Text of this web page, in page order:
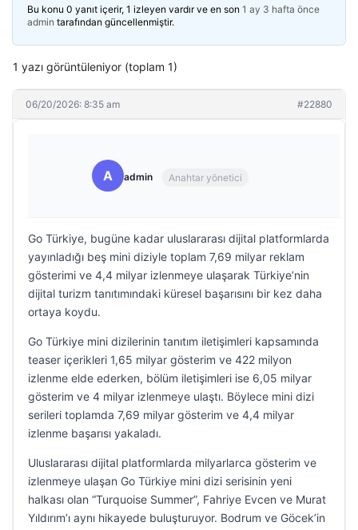
Bu konu 0 yanıt içerir, 1 izleyen vardır ve en son 1 ay 3 hafta önce
admin tarafından güncellenmiştir.
1 yazı görüntüleniyor (toplam 1)
06/20/2026: 8:35 am #22880
A admin Anahtar yönetici
Go Türkiye, bugüne kadar uluslararası dijital platformlarda
yayınladığı beş mini diziyle toplam 7,69 milyar reklam
gösterimi ve 4,4 milyar izlenmeye ulaşarak Türkiye’nin
dijital turizm tanıtımındaki küresel başarısını bir kez daha
ortaya koydu.
Go Türkiye mini dizilerinin tanıtım iletişimleri kapsamında
teaser içerikleri 1,65 milyar gösterim ve 422 milyon
izlenme elde ederken, bölüm iletişimleri ise 6,05 milyar
gösterim ve 4 milyar izlenmeye ulaştı. Böylece mini dizi
serileri toplamda 7,69 milyar gösterim ve 4,4 milyar
izlenme başarısı yakaladı.
Uluslararası dijital platformlarda milyarlarca gösterim ve
izlenmeye ulaşan Go Türkiye mini dizi serisinin yeni
halkası olan “Turquoise Summer”, Fahriye Evcen ve Murat
Yıldırım’ı aynı hikayede buluşturuyor. Bodrum ve Göcek’in